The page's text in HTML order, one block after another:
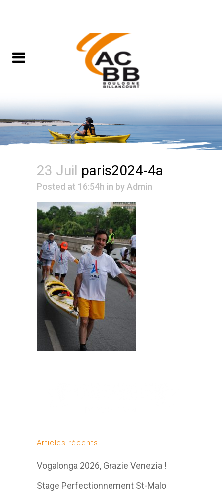
23 Juil paris2024-4a
Posted at 16:54h in byAdmin
Articles récents
Vogalonga 2026, Grazie Venezia !
Stage Perfectionnement St-Malo